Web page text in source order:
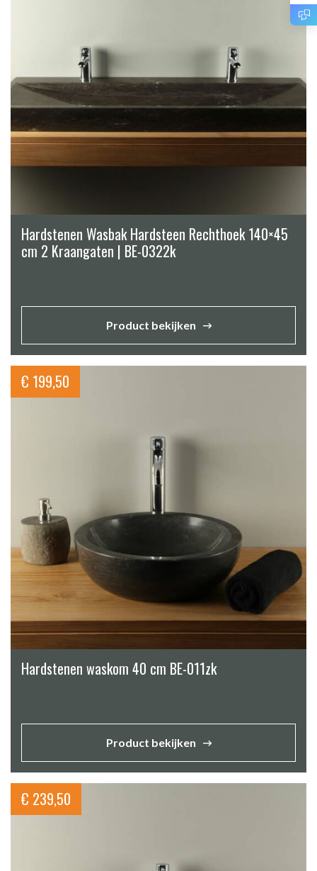
Hardstenen Wasbak Hardsteen Rechthoek 140×45
cm 2 Kraangaten | BE-0322k
Product bekijken
€ 199,50
Hardstenen waskom 40 cm BE-011zk
Product bekijken
€ 239,50